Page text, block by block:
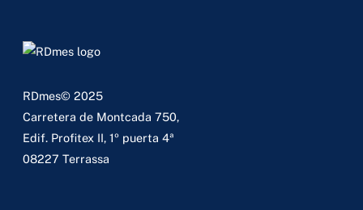
RDmes© 2025
Carretera de Montcada 750,
Edif. Profitex II, 1º puerta 4ª
08227 Terrassa